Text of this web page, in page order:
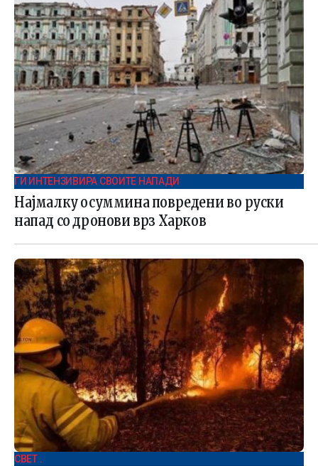
ГИ ИНТЕНЗИВИРА СВОИТЕ НАПАДИ
Најмалку осуммина повредени во руски
напад со дронови врз Харков
СВЕТ .